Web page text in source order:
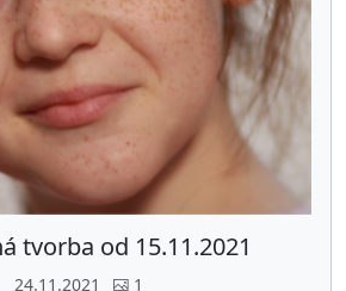
tvorba od 15.11.2021
24.11.2021 1